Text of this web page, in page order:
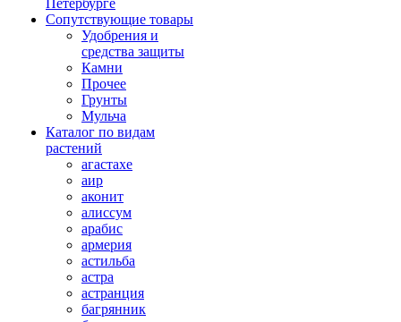
Петербурге
Сопутствующие товары
Удобрения и
средства защиты
Камни
Прочее
Грунты
Мульча
Каталог по видам
растений
агастахе
аир
аконит
алиссум
арабис
армерия
астильба
астра
астранция
багрянник